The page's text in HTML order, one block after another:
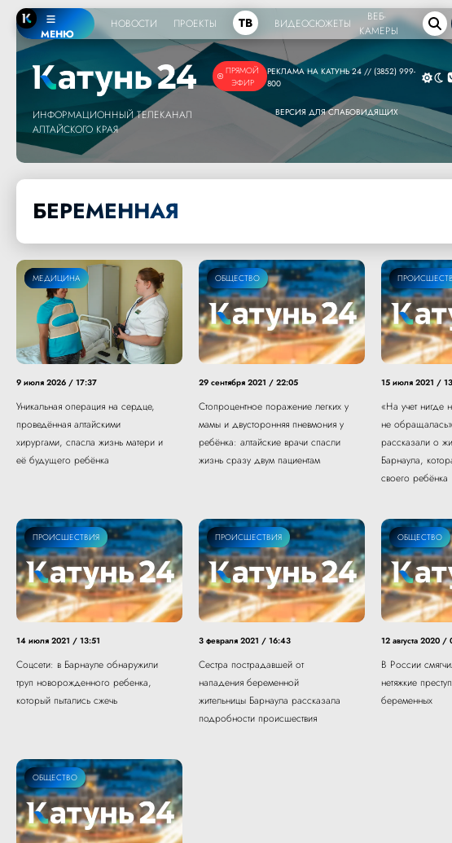
МЕНЮ
НОВОСТИ ПРОЕКТЫ ТВ ВИДЕОСЮЖЕТЫ
ВЕБ-
КАМЕРЫ
ПРЯМОЙ
ЭФИР
ИНФОРМАЦИОННЫЙ ТЕЛЕКАНАЛ
АЛТАЙСКОГО КРАЯ
РЕКЛАМА НА КАТУНЬ 24 // (3852) 999-
800
ВЕРСИЯ ДЛЯ СЛАБОВИДЯЩИХ
БЕРЕМЕННАЯ
ОБЩЕСТВО
МЕДИЦИНА
9 июля 2026 / 17:37
Уникальная операция на сердце,
проведённая алтайскими
хирургами, спасла жизнь матери и
её будущего ребёнка
ОБЩЕСТВО
29 сентября 2021 / 22:05
Стопроцентное поражение легких у
мамы и двусторонняя пневмония у
ребёнка: алтайские врачи спасли
жизнь сразу двум пациентам
15 июля 2021 /
«На учет нигде
не
рассказали о
Барнаула,
своего ребёнка
ПРОИСШЕСТВИЯ
14 июля 2021 / 13:51
Соцсети: в Барнауле обнаружили
труп новорожденного ребенка,
который пытались сжечь
ПРОИСШЕСТВИЯ
3 февраля 2021 / 16:43
Сестра пострадавшей от
нападения беременной
жительницы Барнаула рассказала
подробности происшествия
ОБЩЕСТВО
12 августа 2020 /
В России
нетяжкие
беременных
ОБЩЕСТВО